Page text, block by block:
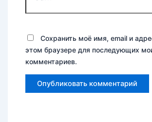
Сохранить моё имя, email и
этом браузере для последующих
комментариев.